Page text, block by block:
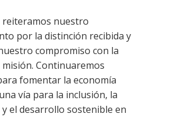
reiteramos nuestro
por la distinción recibida y
compromiso con la
misión. Continuaremos
fomentar la economía
vía para la inclusión, la
el desarrollo sostenible en